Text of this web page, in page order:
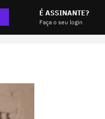
É ASSINANTE?
Faça o seu login